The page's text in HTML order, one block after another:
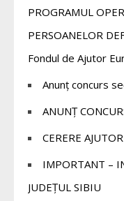
PROGRAMUL
PERSOANELOR
Fondul de Ajutor
Anunț concurs
ANUNȚ
CERERE
IMPORTANT –
JUDEȚUL SIBIU